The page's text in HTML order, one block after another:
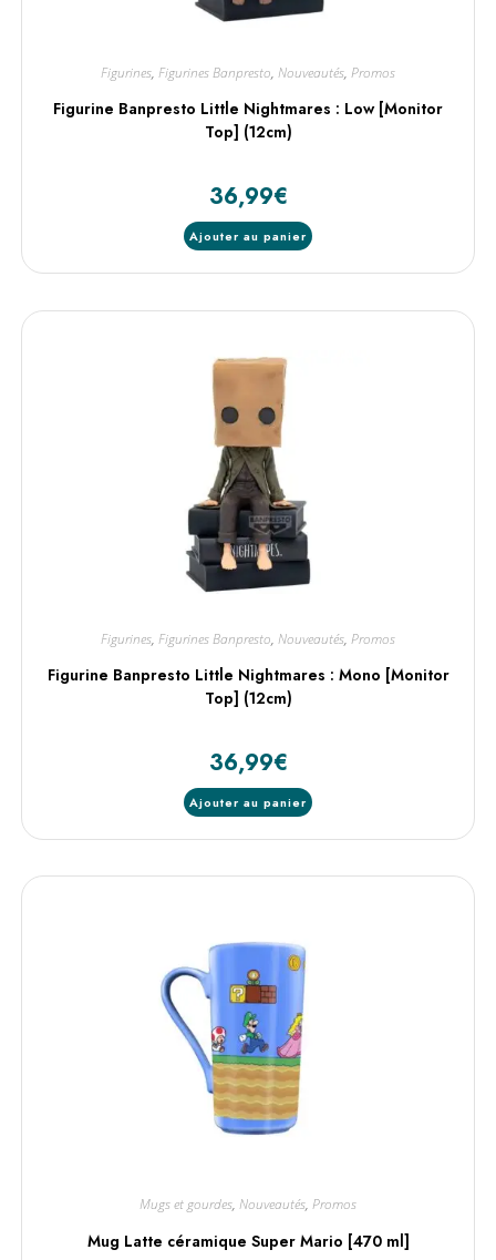
Figurines, Figurines Banpresto, Nouveautés, Promos
Figurine Banpresto Little Nightmares : Low [Monitor
Top] (12cm)
36,99€
Ajouter au panier
Figurines, Figurines Banpresto, Nouveautés, Promos
Figurine Banpresto Little Nightmares : Mono [Monitor
Top] (12cm)
36,99€
Ajouter au panier
Mugs et gourdes, Nouveautés, Promos
Mug Latte céramique Super Mario [470 ml]